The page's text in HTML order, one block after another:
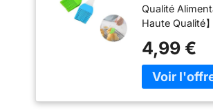
des merveilles
divers
la crème, les
les pâtes
températures
446°F (230°C)
fondre, se
dégrader. Idéals
grilling, la baking,
roasting ou le
pinceau
Barbecue,
à
Barbecue,
Cuisson,
Cooking,
Qualité
Haute Qualité
fabriquée en
qualité
haute qualité,
4,99 €